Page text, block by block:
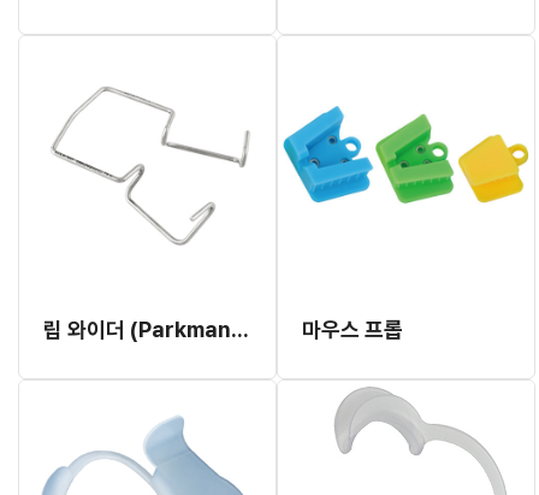
립 와이더 (Parkman Design) 마우스 프롭